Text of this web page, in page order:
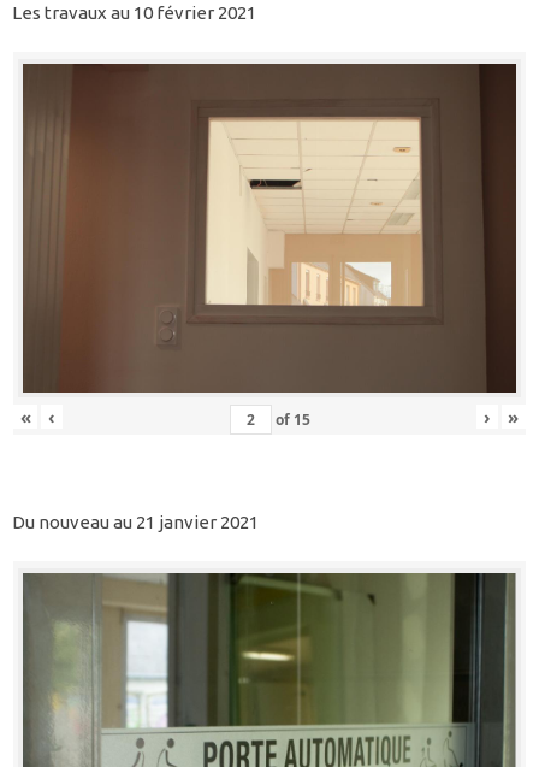
Les travaux au 10 février 2021
« ‹ of 15 › »
Du nouveau au 21 janvier 2021